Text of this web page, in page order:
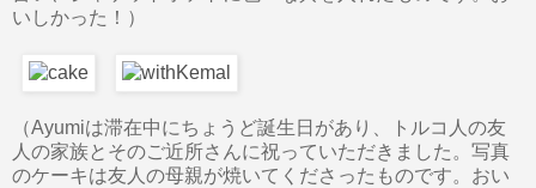
いしかった！）
（Ayumiは滞在中にちょうど誕生日があり、トルコ人の友
人の家族とそのご近所さんに祝っていただきました。写真
のケーキは友人の母親が焼いてくださったものです。おい